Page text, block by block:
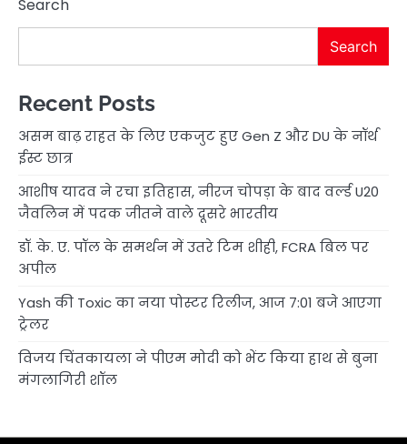
Search
Search
Recent Posts
असम बाढ़ राहत के लिए एकजुट हुए Gen Z और DU के नॉर्थ
ईस्ट छात्र
आशीष यादव ने रचा इतिहास, नीरज चोपड़ा के बाद वर्ल्ड U20
जैवलिन में पदक जीतने वाले दूसरे भारतीय
डॉ. के. ए. पॉल के समर्थन में उतरे टिम शीही, FCRA बिल पर
अपील
Yash की Toxic का नया पोस्टर रिलीज, आज 7:01 बजे आएगा
ट्रेलर
विजय चिंतकायला ने पीएम मोदी को भेंट किया हाथ से बुना
मंगलागिरी शॉल